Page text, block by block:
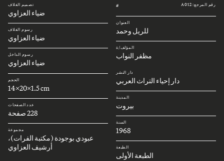
رقم المرجع: A012 #
العنوان
للريل وحمد
المؤلف/ة
مظفر النواب
دار النشر
دار إحياء التراث العربي
المدينة
بيروت
السنة
1968
الطبعة
الطبعة الأولى
تصميم الغلاف
ضياء العزاوي
رسوم الغلاف
ضياء العزاوي
رسوم الداخل
ضياء العزاوي
الحجم
14x20x1.5 cm
عدد الصفحات
228 صفحة
مجموعة
عبودي بوجودة (مكتبة الفرات)،
أرشيف العزاوي